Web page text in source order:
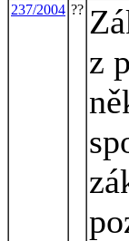
237/2004 ??
z